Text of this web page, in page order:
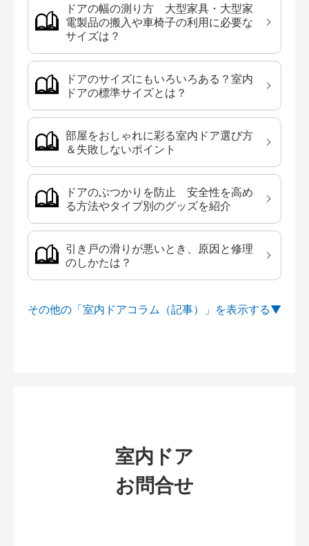
ドアの幅の測り方 大型家具・大型家
電製品の搬入や車椅子の利用に必要な
サイズは？
ドアのサイズにもいろいろある？室内
ドアの標準サイズとは？
部屋をおしゃれに彩る室内ドア選び方
＆失敗しないポイント
ドアのぶつかりを防止 安全性を高め
る方法やタイプ別のグッズを紹介
引き戸の滑りが悪いとき、原因と修理
のしかたは？
その他の「室内ドアコラム（記事）」を
室内ドア
お問合せ